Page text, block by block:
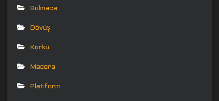
Bulmaca
Dövüş
Korku
Macera
Platform